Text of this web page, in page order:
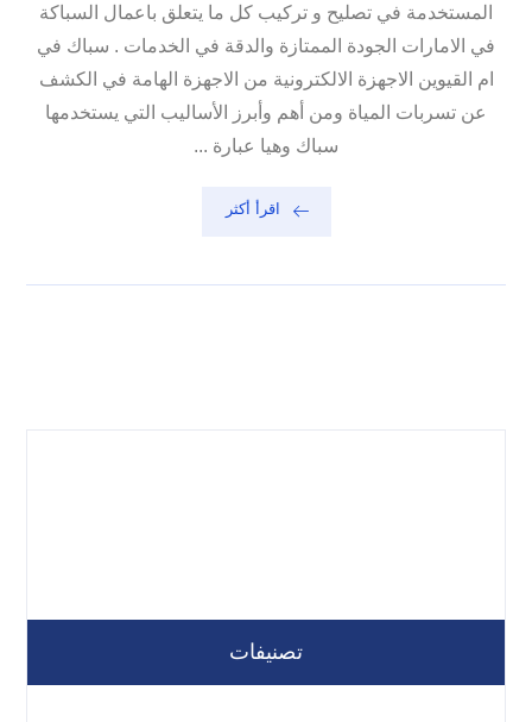
المستخدمة في تصليح و تركيب كل ما يتعلق باعمال السباكة
في الامارات الجودة الممتازة والدقة في الخدمات . سباك في
ام القيوين الاجهزة الالكترونية من الاجهزة الهامة في الكشف
عن تسربات المياة ومن أهم وأبرز الأساليب التي يستخدمها
سباك وهيا عبارة ...
اقرأ أكثر
تصنيفات